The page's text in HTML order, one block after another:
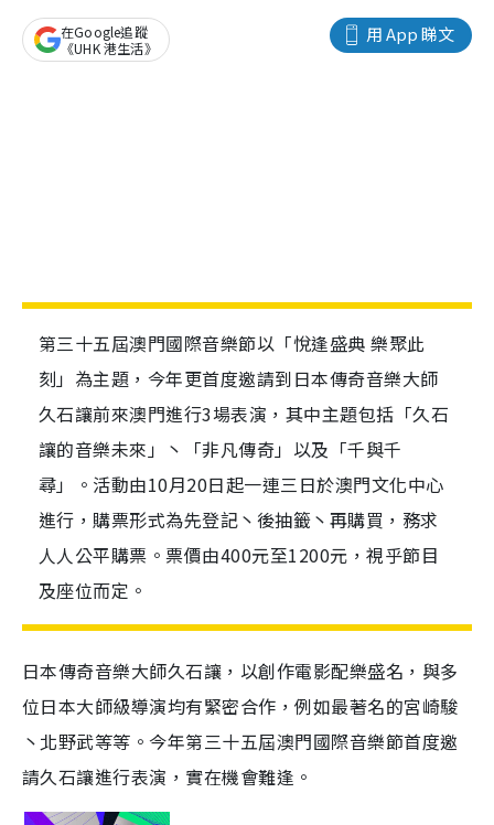
用 App 睇文
在Google追蹤
《UHK 港生活》
第三十五屆澳門國際音樂節以「悅逢盛典 樂聚此
刻」為主題，今年更首度邀請到日本傳奇音樂大師
久石讓前來澳門進行3場表演，其中主題包括「久石
讓的音樂未來」丶「非凡傳奇」以及「千與千
尋」。活動由10月20日起一連三日於澳門文化中心
進行，購票形式為先登記丶後抽籤丶再購買，務求
人人公平購票。票價由400元至1200元，視乎節目
及座位而定。
日本傳奇音樂大師久石讓，以創作電影配樂盛名，與多
位日本大師級導演均有緊密合作，例如最著名的宮崎駿
丶北野武等等。今年第三十五屆澳門國際音樂節首度邀
請久石讓進行表演，實在機會難逢。